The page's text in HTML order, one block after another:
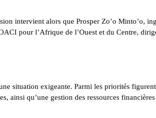
intervient alors que Prosper Zo’o Minto’o,
pour l’Afrique de l’Ouest et du Centre,
situation exigeante. Parmi les priorités
ainsi qu’une gestion des ressources